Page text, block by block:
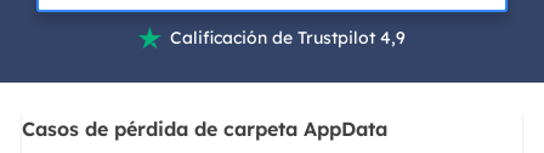
 Calificación de Trustpilot 4,9
Casos de pérdida de carpeta AppData